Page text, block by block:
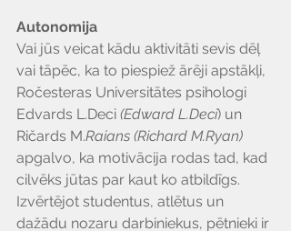
Autonomija
Vai jūs veicat kādu aktivitāti sevis dēļ
vai tāpēc, ka to piespiež ārēji apstākļi,
Ročesteras Universitātes psihologi
Edvards L.Deci (Edward L.Deci) un
Ričards M.Raians (Richard M.Ryan)
apgalvo, ka motivācija rodas tad, kad
cilvēks jūtas par kaut ko atbildīgs.
Izvērtējot studentus, atlētus un
dažādu nozaru darbiniekus, pētnieki ir